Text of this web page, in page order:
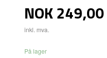
Pris
NOK249,00
inkl. mva.
På lager